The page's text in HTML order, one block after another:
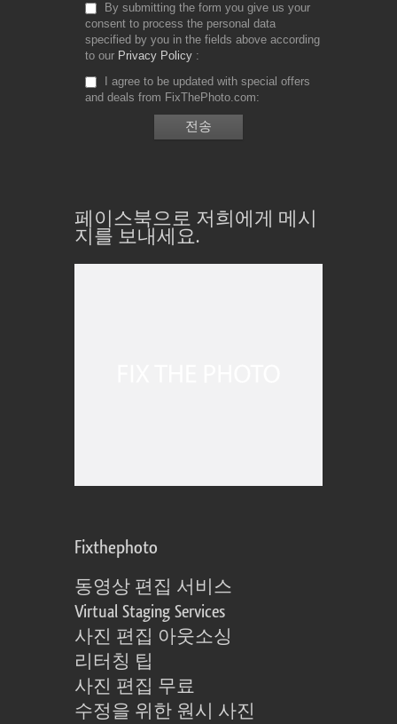
By submitting the form you give us your
consent to process the personal data
specified by you in the fields above according
to our Privacy Policy
I agree to be updated with special offers
and deals from FixThePhoto.com
페이스북으로 저희에게 메시
지를 보내세요.
Fixthephoto
동영상 편집 서비스
Virtual Staging Services
사진 편집 아웃소싱
리터칭 팁
사진 편집 무료
수정을 위한 원시 사진